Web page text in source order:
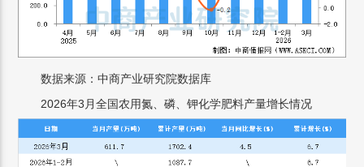
数据来源：中商产业研究院数据库
2026年3月全国农用氮、磷、钾化学肥料产量增长情况